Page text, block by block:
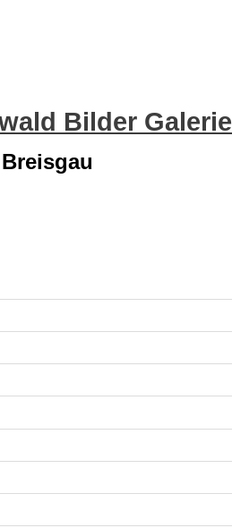
Bilder Galerie